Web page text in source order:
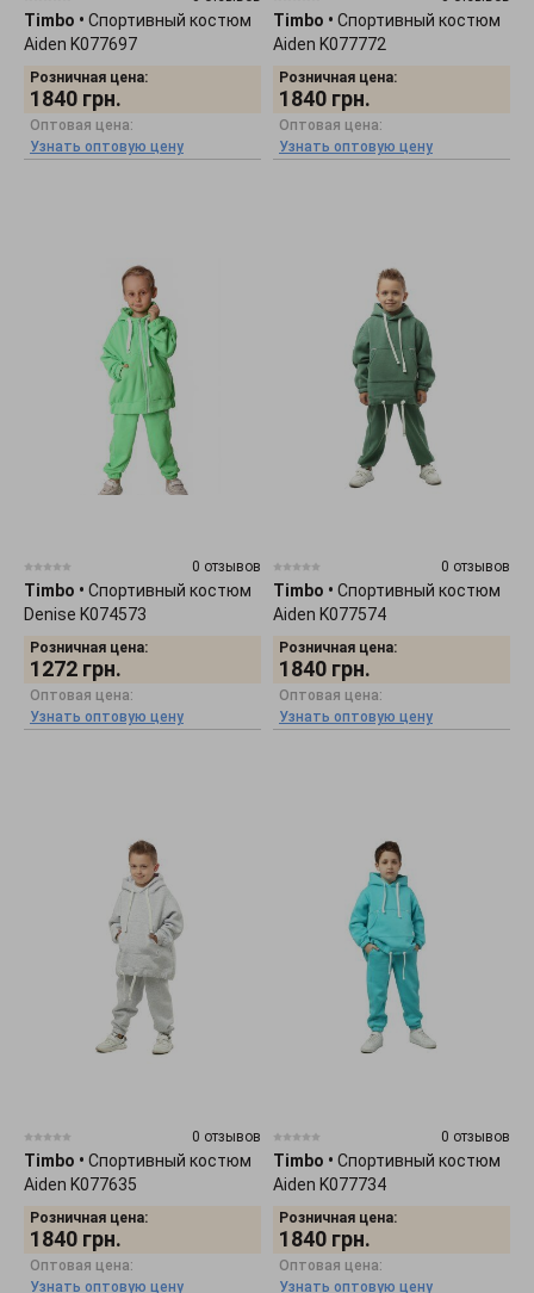
Timbo • Спортивный костюм
Aiden K077697
Розничная цена:
1840 грн.
Оптовая цена:
Узнать оптовую цену
Timbo • Спортивный костюм
Aiden K077772
Розничная цена:
1840 грн.
Оптовая цена:
Узнать оптовую цену
0 отзывов
Timbo • Спортивный костюм
Denise K074573
Розничная цена:
1272 грн.
Оптовая цена:
Узнать оптовую цену
0 отзывов
Timbo • Спортивный костюм
Aiden K077574
Розничная цена:
1840 грн.
Оптовая цена:
Узнать оптовую цену
0 отзывов
Timbo • Спортивный костюм
Aiden K077635
Розничная цена:
1840 грн.
Оптовая цена:
Узнать оптовую цену
0 отзывов
Timbo • Спортивный костюм
Aiden K077734
Розничная цена:
1840 грн.
Оптовая цена:
Узнать оптовую цену